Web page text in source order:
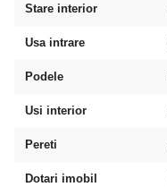
Stare interior
Usa intrare
Podele
Usi interior
Pereti
Dotari imobil